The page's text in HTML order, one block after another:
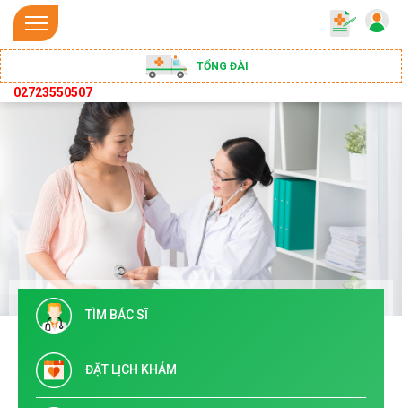
TỔNG ĐÀI
02723550507
TÌM BÁC SĨ
ĐẶT LỊCH KHÁM